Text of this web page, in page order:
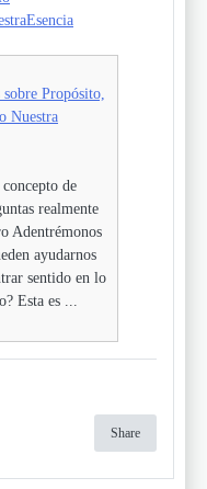
Propósito,
Nuestra
de
realmente
Adentrémonos
ayudarnos
sentido en lo
Esta es ...
Share